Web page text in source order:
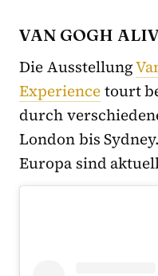
VAN GOGH
Die Ausstellung
Experiencetourt
durch
London bis
Europa sind